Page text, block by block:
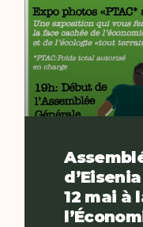
12 mai à